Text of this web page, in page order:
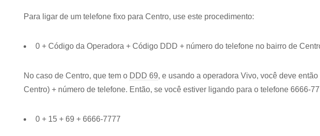
Para ligar de um telefone fixo para Centro, use este procedimento:
0 + Código da Operadora + Código DDD + número do telefone no bairro de
No caso de Centro, que tem o DDD 69, e usando a operadora Vivo, você deve
Centro) + número de telefone. Então, se você estiver ligando para o telefone 6666-
0 + 15 + 69 + 6666-7777